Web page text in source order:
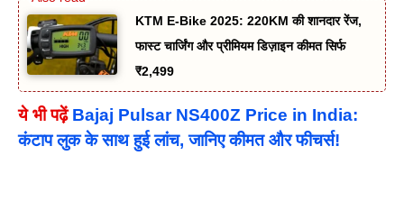
KTM E-Bike 2025: 220KM की शानदार रेंज,
फास्ट चार्जिंग और प्रीमियम डिज़ाइन कीमत सिर्फ
₹2,499
ये भी पढ़ें Bajaj Pulsar NS400Z Price in India:
कंटाप लुक के साथ हुई लांच, जानिए कीमत और फीचर्स!